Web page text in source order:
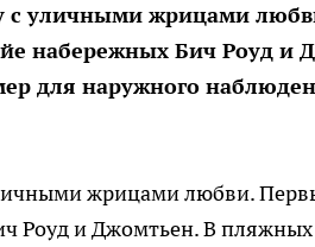
с уличными жрицами
набережных Бич Роуд и
для наружного
жрицами любви.
Роуд и Джомтьен. В пляжных